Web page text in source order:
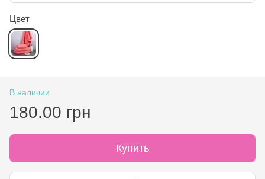
Цвет
В наличии
180.00 грн
Купить